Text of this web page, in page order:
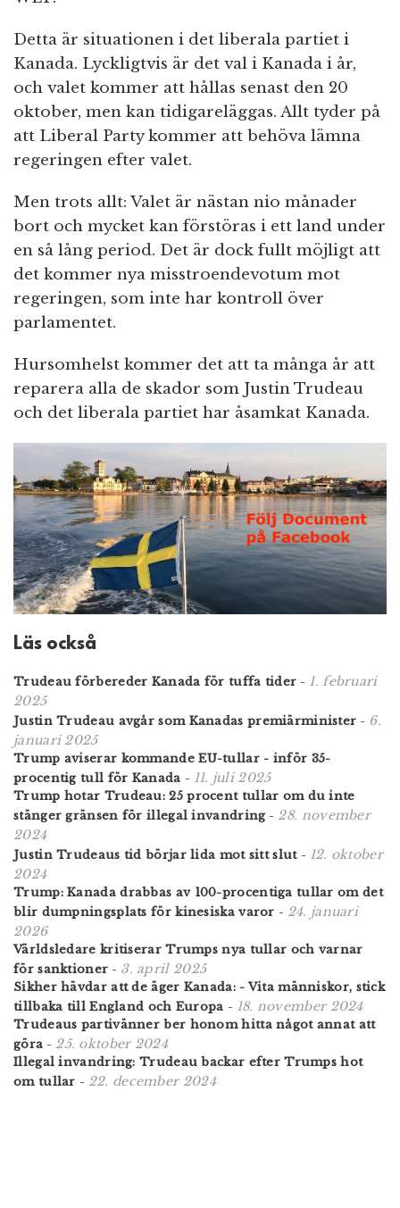
Detta är situationen i det liberala partiet i
Kanada. Lyckligtvis är det val i Kanada i år,
och valet kommer att hållas senast den 20
oktober, men kan tidigareläggas. Allt tyder på
att Liberal Party kommer att behöva lämna
regeringen efter valet.
Men trots allt: Valet är nästan nio månader
bort och mycket kan förstöras i ett land under
en så lång period. Det är dock fullt möjligt att
det kommer nya misstroendevotum mot
regeringen, som inte har kontroll över
parlamentet.
Hursomhelst kommer det att ta många år att
reparera alla de skador som Justin Trudeau
och det liberala partiet har åsamkat Kanada.
Läs också
Trudeau förbereder Kanada för tuffa tider - 1. februari
2025
Justin Trudeau avgår som Kanadas premiärminister - 6.
januari 2025
Trump aviserar kommande EU-tullar - inför 35-
procentig tull för Kanada - 11. juli 2025
Trump hotar Trudeau: 25 procent tullar om du inte
stänger gränsen för illegal invandring- 28. november
2024
Justin Trudeaus tid börjar lida mot sitt slut- 12. oktober
2024
Trump: Kanada drabbas av 100-procentiga tullar om det
blir dumpningsplats för kinesiska varor - 24. januari
2026
Världsledare kritiserar Trumps nya tullar och varnar
för sanktioner - 3. april 2025
Sikher hävdar att de äger Kanada: - Vita människor, stick
tillbaka till England och Europa - 18. november 2024
Trudeaus partivänner ber honom hitta något annat att
göra - 25. oktober 2024
Illegal invandring: Trudeau backar efter Trumps hot
om tullar - 22. december 2024